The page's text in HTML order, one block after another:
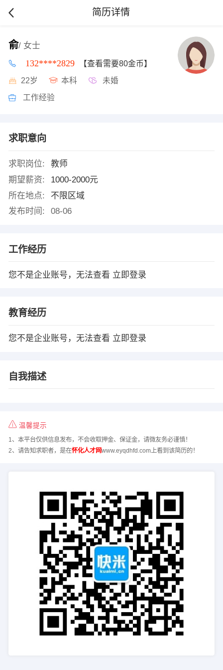
简历详情
俞/ 女士
132****2829 【查看需要80金币】
22岁 本科 未婚
工作经验
求职意向
求职岗位:
教师
期望薪资:
1000-2000元
所在地点:
不限区域
发布时间:
08-06
工作经历
您不是企业账号，无法查看 立即登录
教育经历
您不是企业账号，无法查看 立即登录
自我描述
温馨提示
1、本平台仅供信息发布，不会收取押金、保证金，请微友务必谨慎！
2、请告知求职者，是在怀化人才网www.eyqdhfd.com上看到该简历的！